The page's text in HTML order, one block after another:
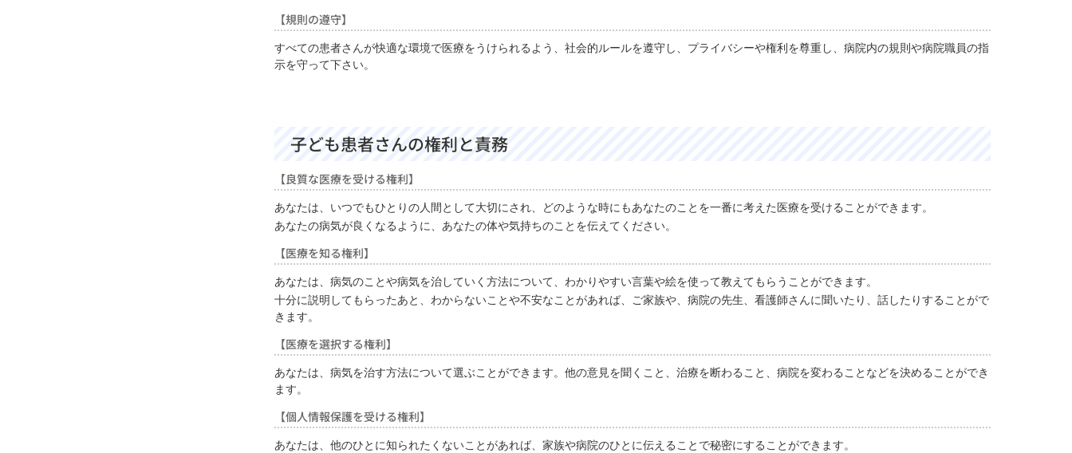
【規則の遵守】
すべての患者さんが快適な環境で医療をうけられるよう、社会的ルールを遵守し、プライバシーや権利を尊重し、病院内の規則や病院職員の指
示を守って下さい。
子ども患者さんの権利と責務
【良質な医療を受ける権利】
あなたは、いつでもひとりの人間として大切にされ、どのような時にもあなたのことを一番に考えた医療を受けることができます。
あなたの病気が良くなるように、あなたの体や気持ちのことを伝えてください。
【医療を知る権利】
あなたは、病気のことや病気を治していく方法について、わかりやすい言葉や絵を使って教えてもらうことができます。
十分に説明してもらったあと、わからないことや不安なことがあれば、ご家族や、病院の先生、看護師さんに聞いたり、話したりすることがで
きます。
【医療を選択する権利】
あなたは、病気を治す方法について選ぶことができます。他の意見を聞くこと、治療を断わること、病院を変わることなどを決めることができ
ます。
【個人情報保護を受ける権利】
あなたは、他のひとに知られたくないことがあれば、家族や病院のひとに伝えることで秘密にすることができます。